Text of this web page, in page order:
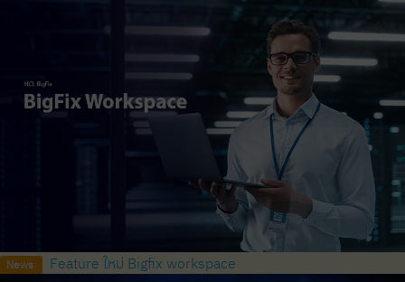
News Feature ใหม่ Bigfix workspace